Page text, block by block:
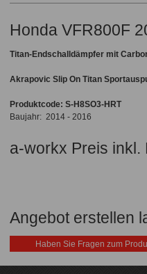
Honda VFR800F
Titan-Endschalldämpfer mit
Akrapovic Slip On Titan
Produktcode: S-H8SO3-HRT
Baujahr: 2014 - 2016
a-workx Preis inkl.
Angebot erstellen
Haben Sie Fragen zum